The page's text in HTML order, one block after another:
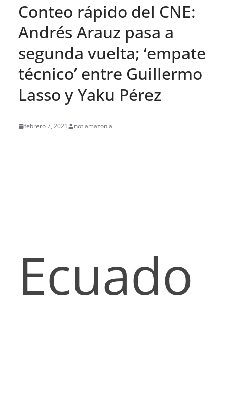
Conteo rápido del CNE:
Andrés Arauz pasa a
segunda vuelta; ‘empate
técnico’ entre Guillermo
Lasso y Yaku Pérez
febrero 7, 2021 notiamazonia
Ecuado